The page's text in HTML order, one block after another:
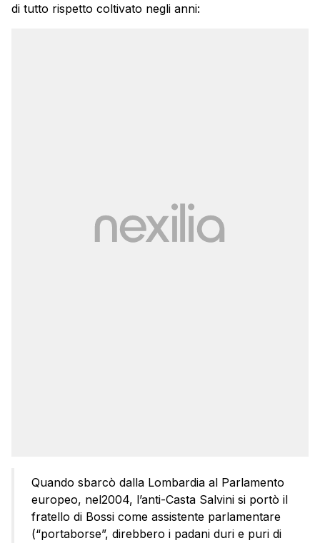
di tutto rispetto coltivato negli anni:
Quando sbarcò dalla Lombardia al Parlamento
europeo, nel2004, l’anti-Casta Salvini si portò il
fratello di Bossi come assistente parlamentare
(“portaborse”, direbbero i padani duri e puri di